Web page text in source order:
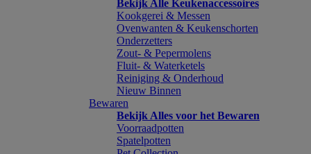
Bekijk Alle Keukenaccessoires
Kookgerei & Messen
Ovenwanten & Keukenschorten
Onderzetters
Zout- & Pepermolens
Fluit- & Waterketels
Reiniging & Onderhoud
Nieuw Binnen
Bewaren
Bekijk Alles voor het Bewaren
Voorraadpotten
Spatelpotten